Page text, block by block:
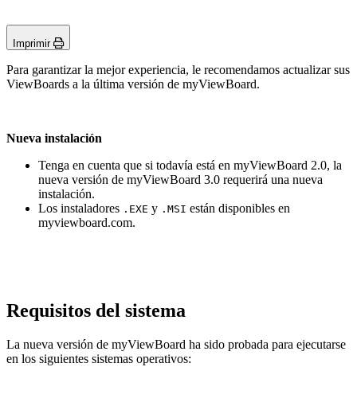
Imprimir
Para garantizar la mejor experiencia, le recomendamos actualizar sus
ViewBoards a la última versión de myViewBoard.
Nueva instalación
Tenga en cuenta que si todavía está en myViewBoard 2.0, la
nueva versión de myViewBoard 3.0 requerirá una nueva
instalación.
Los instaladores .EXE y .MSI están disponibles en
myviewboard.com.
Requisitos del sistema
La nueva versión de myViewBoard ha sido probada para ejecutarse
en los siguientes sistemas operativos: